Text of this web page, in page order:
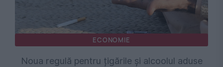
ECONOMIE
Noua regulă pentru țigările și alcoolul aduse